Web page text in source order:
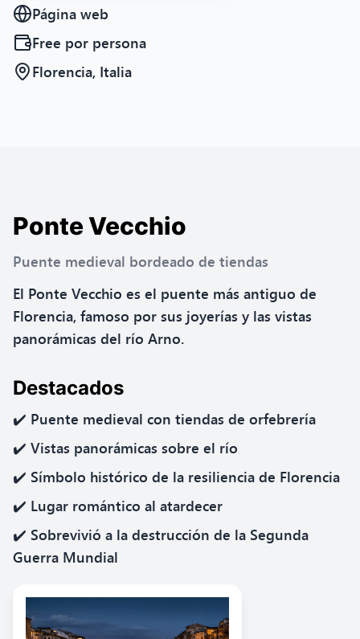
Página web
Free por persona
Florencia, Italia
Ponte Vecchio
Puente medieval bordeado de tiendas
El Ponte Vecchio es el puente más antiguo de
Florencia, famoso por sus joyerías y las vistas
panorámicas del río Arno.
Destacados
✔️ Puente medieval con tiendas de orfebrería
✔️ Vistas panorámicas sobre el río
✔️ Símbolo histórico de la resiliencia de Florencia
✔️ Lugar romántico al atardecer
✔️ Sobrevivió a la destrucción de la Segunda
Guerra Mundial